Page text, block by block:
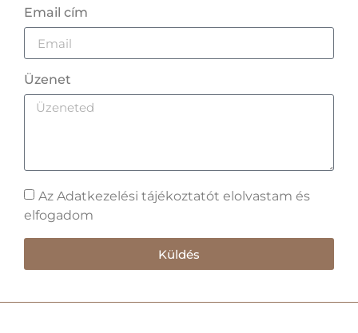
Email cím
Üzenet
Az Adatkezelési tájékoztatót elolvastam és
elfogadom
Küldés